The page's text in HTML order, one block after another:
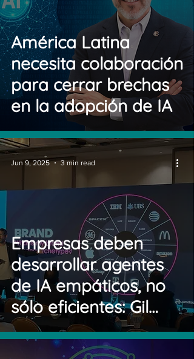
América Latina
necesita colaboración
para cerrar brechas
en la adopción de IA
Empresas deben
desarrollar agentes
de IA empáticos, no
sólo eficientes: Gil
Rosen
Jun 9, 2025 3 min read